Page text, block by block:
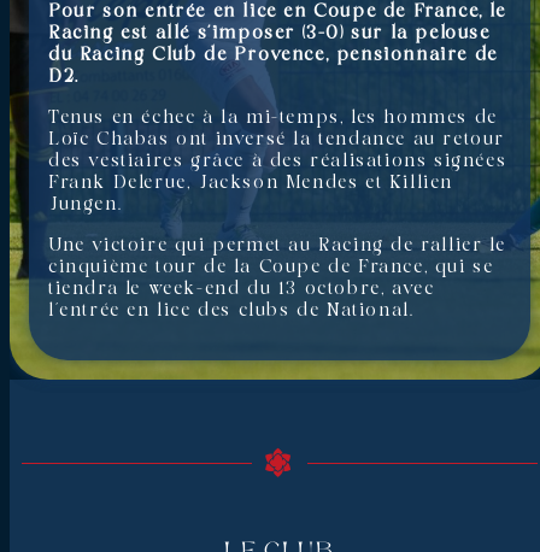
Pour son entrée en lice en Coupe de France, le
Racing est allé s’imposer (3-0) sur la pelouse
du Racing Club de Provence, pensionnaire de
D2.
Tenus en échec à la mi-temps, les hommes de
Loïc Chabas ont inversé la tendance au retour
des vestiaires grâce à des réalisations signées
Frank Delerue, Jackson Mendes et Killien
Jungen.
Une victoire qui permet au Racing de rallier le
cinquième tour de la Coupe de France, qui se
tiendra le week-end du 13 octobre, avec
l’entrée en lice des clubs de National.